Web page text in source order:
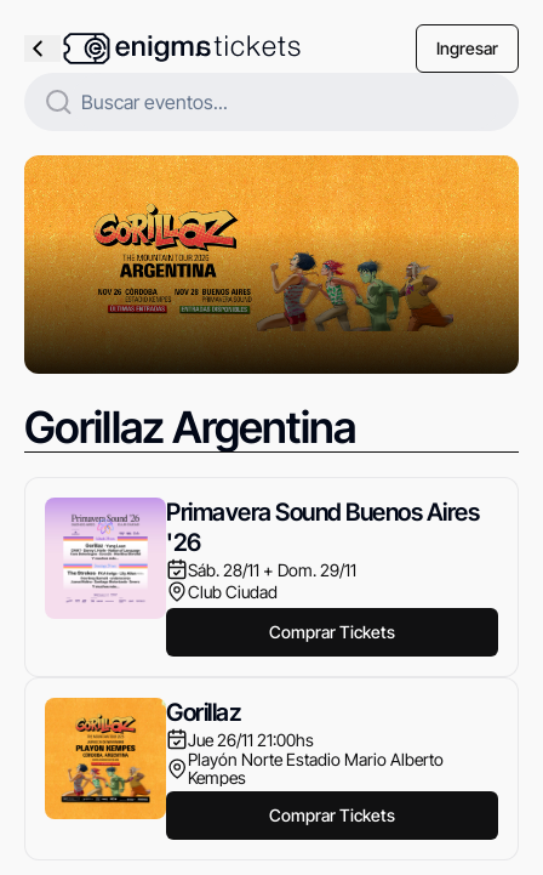
Ingresar
Gorillaz Argentina
Primavera Sound Buenos Aires
'26
Sáb. 28/11 + Dom. 29/11
Club Ciudad
Comprar Tickets
Gorillaz
Jue 26/11 21:00hs
Playón Norte Estadio Mario Alberto
Kempes
Comprar Tickets